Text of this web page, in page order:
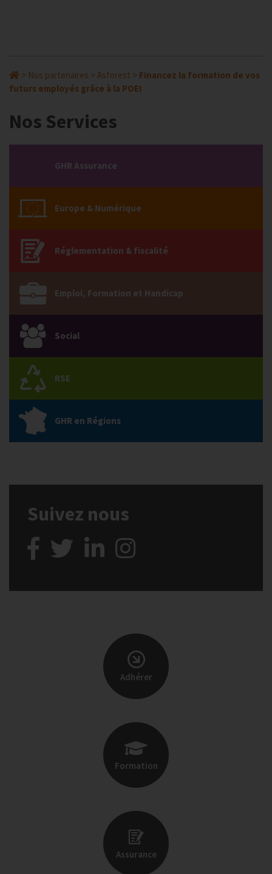
> Nos partenaires > Asforest > Financez la formation de vos
futurs employés grâce à la POEI
Nos Services
GHR Assurance
Europe & Numérique
Réglementation & fiscalité
Emploi, Formation et Handicap
Social
RSE
GHR en Régions
Suivez nous
Adhérer
Formation
Assurance